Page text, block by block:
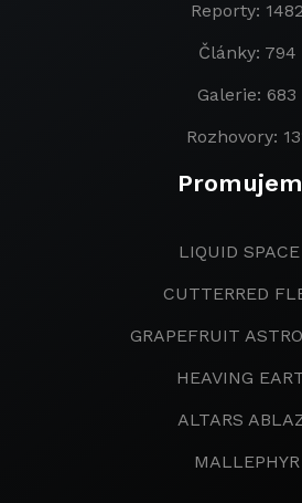
Reporty: 1482
Články: 794
Galerie: 683
Rozhovory:
LIQUID
CUTTERRED
GRAPEFRUIT
HEAVING
ALTARS
MALLEPHYR